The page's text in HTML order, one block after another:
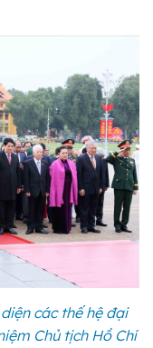
các thế hệ đại
Chủ tịch Hồ Chí